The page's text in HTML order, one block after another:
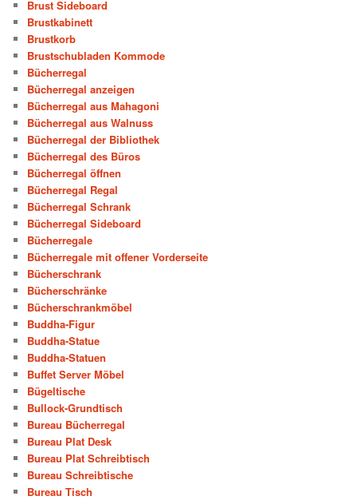
Brust Sideboard
Brustkabinett
Brustkorb
Brustschubladen Kommode
Bücherregal
Bücherregal anzeigen
Bücherregal aus Mahagoni
Bücherregal aus Walnuss
Bücherregal der Bibliothek
Bücherregal des Büros
Bücherregal öffnen
Bücherregal Regal
Bücherregal Schrank
Bücherregal Sideboard
Bücherregale
Bücherregale mit offener Vorderseite
Bücherschrank
Bücherschränke
Bücherschrankmöbel
Buddha-Figur
Buddha-Statue
Buddha-Statuen
Buffet Server Möbel
Bügeltische
Bullock-Grundtisch
Bureau Bücherregal
Bureau Plat Desk
Bureau Plat Schreibtisch
Bureau Schreibtische
Bureau Tisch